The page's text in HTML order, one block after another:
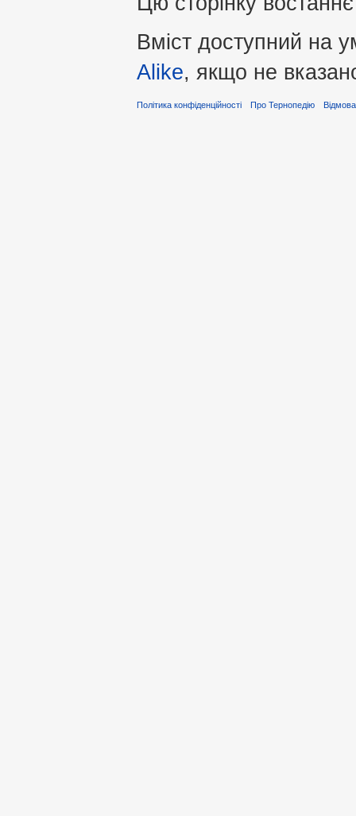
Вміст доступний на
Alike, якщо не
Політика конфіденційності Про Тернопедію Відмова